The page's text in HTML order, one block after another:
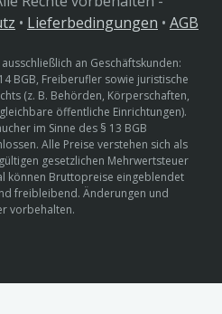
• Lieferbedingungen • AGB
an Geschäftskunden:
BGB, Freiberufler sowie juristische
(z. B. Behörden, Körperschaften,
öffentliche Einrichtungen).
im Sinne des § 13 BGB
Alle Preise verstehen sich als
gesetzlichen Mehrwertsteuer
können Bruttopreise eingeblendet
freibleibend. Änderungen und
vorbehalten.